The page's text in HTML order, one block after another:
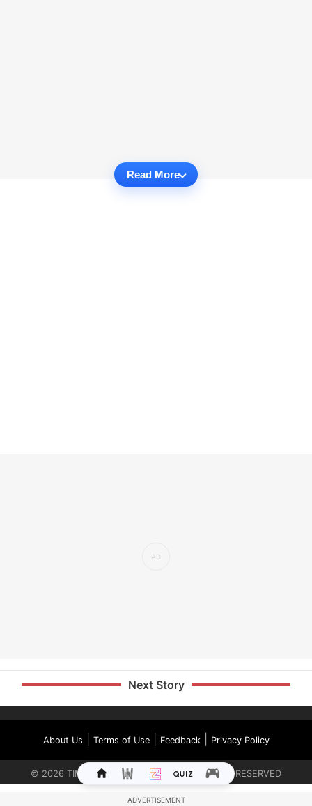
Read More
Next Story
About Us Terms of Use| Feedback| Privacy Policy
© 2026 TIMES INTERNET LIMITED. ALL RIGHTS RESERVED